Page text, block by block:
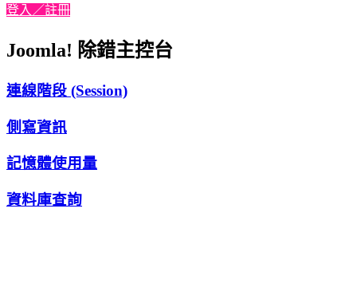
登入／註冊
Joomla! 除錯主控台
連線階段 (Session)
側寫資訊
記憶體使用量
資料庫查詢